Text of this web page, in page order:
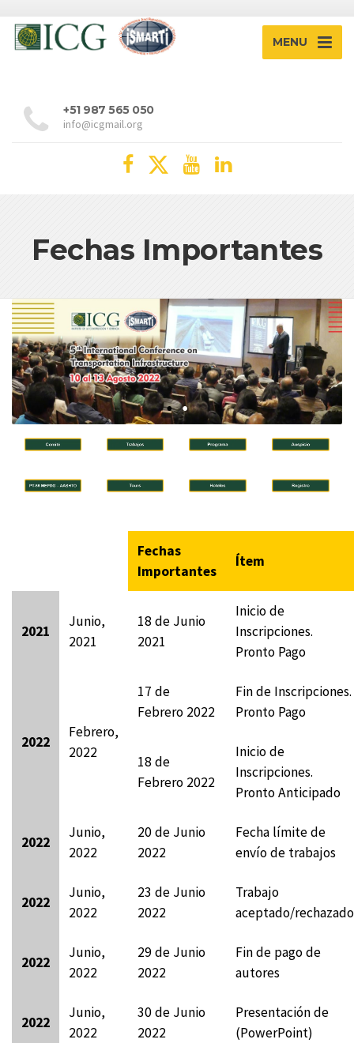
MENU
+51 987 565 050
info@icgmail.org
Fechas Importantes
Fechas
Importantes
Ítem
2021
Junio,
2021
18 de Junio
2021
Inicio de
Inscripciones.
Pronto Pago
2022
Febrero,
2022
17 de
Febrero 2022
Fin de Inscripciones.
Pronto Pago
18 de
Febrero 2022
Inicio de
Inscripciones.
Pronto Anticipado
2022
Junio,
2022
20 de Junio
2022
Fecha límite de
envío de trabajos
2022
Junio,
2022
23 de Junio
2022
Trabajo
aceptado/rechazado
2022
Junio,
2022
29 de Junio
2022
Fin de pago de
autores
2022
Junio,
2022
30 de Junio
2022
Presentación de
(PowerPoint)